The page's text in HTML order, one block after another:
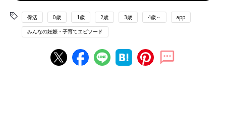
す」（A）
「保活は妥協しない方が良い。合わない園に入ってしまうと親子
共に辛い」（きみ）
保活 0歳 1歳 2歳 3歳 4歳～ app
みんなの妊娠・子育てエピソード